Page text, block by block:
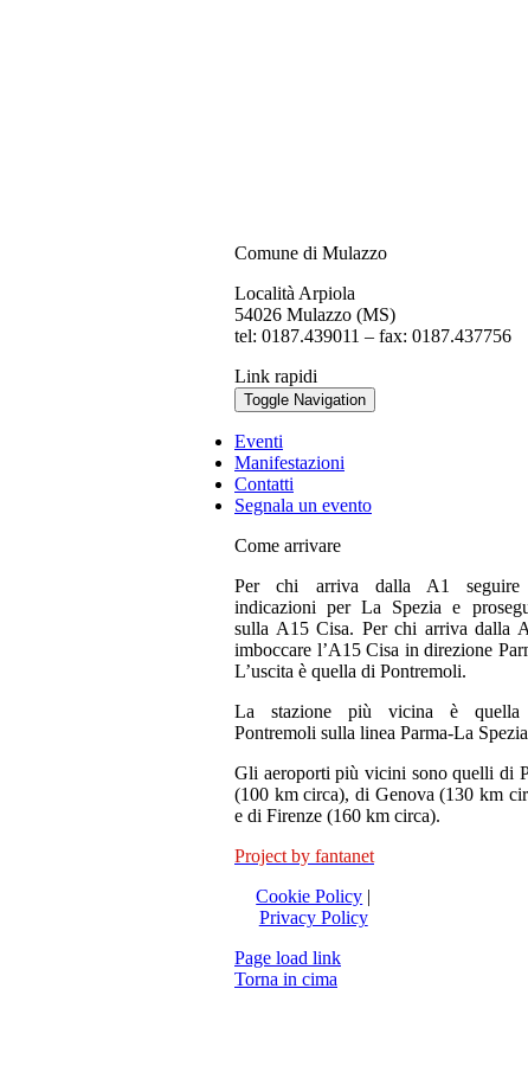
Comune di Mulazzo
Località Arpiola
54026 Mulazzo (MS)
tel: 0187.439011 – fax: 0187.437756
Link rapidi
Toggle Navigation
Eventi
Manifestazioni
Contatti
Segnala un evento
Come arrivare
Per chi arriva dalla A1
indicazioni per La Spezia e
sulla A15 Cisa. Per chi arriva dalla
imboccare l’A15 Cisa in direzione
L’uscita è quella di Pontremoli.
La stazione più vicina è
Pontremoli sulla linea Parma-La
Gli aeroporti più vicini sono quelli di
(100 km circa), di Genova (130 km
e di Firenze (160 km circa).
Project by fantanet
Cookie Policy |
Privacy Policy
Page load link
Torna in cima